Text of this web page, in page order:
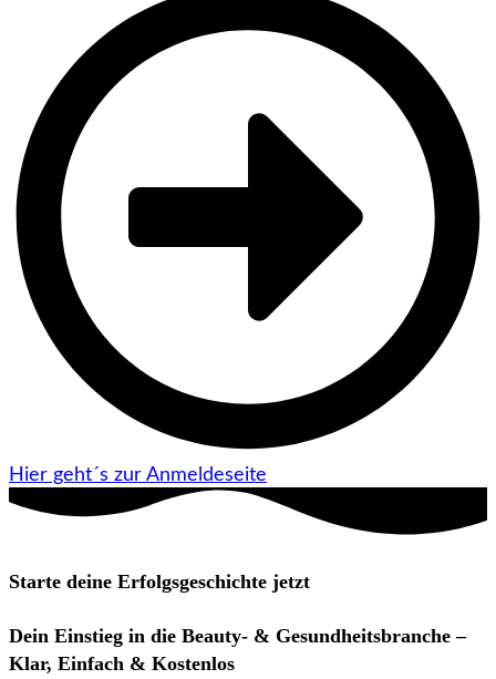
Hier geht´s zur Anmeldeseite
Starte deine Erfolgsgeschichte jetzt
Dein Einstieg in die Beauty- & Gesundheitsbranche –
Klar, Einfach & Kostenlos